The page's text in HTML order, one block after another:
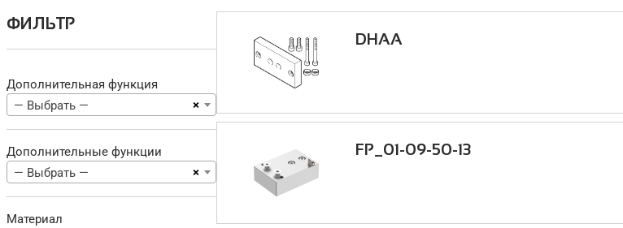
ФИЛЬТР
Дополнительная функция
×
— Выбрать —
Дополнительные функции
×
— Выбрать —
Материал
DHAA
FP_01-09-50-13